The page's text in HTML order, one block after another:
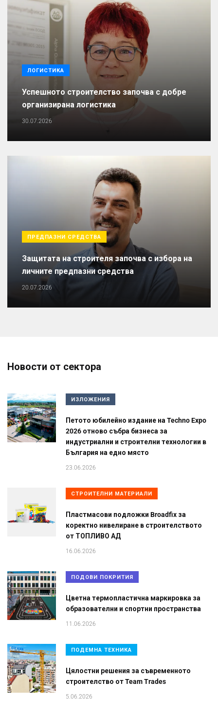
ЛОГИСТИКА
Успешното строителство започва с добре
организирана логистика
30.07.2026
ПРЕДПАЗНИ СРЕДСТВА
Защитата на строителя започва с избора на
личните предпазни средства
20.07.2026
Новости от сектора
ИЗЛОЖЕНИЯ
Петото юбилейно издание на Techno Expo
2026 отново събра бизнеса за
индустриални и строителни технологии в
България на едно място
23.06.2026
СТРОИТЕЛНИ МАТЕРИАЛИ
Пластмасови подложки Broadfix за
коректно нивелиране в строителството
от ТОПЛИВО АД
16.06.2026
ПОДОВИ ПОКРИТИЯ
Цветна термопластична маркировка за
образователни и спортни пространства
11.06.2026
ПОДЕМНА ТЕХНИКА
Цялостни решения за съвременното
строителство от Team Trades
5.06.2026